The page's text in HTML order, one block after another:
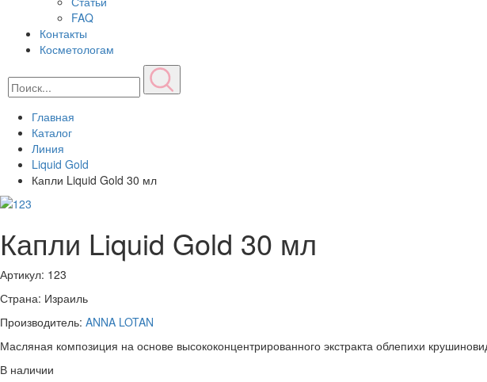
FAQ
Контакты
Косметологам
Главная
Каталог
Линия
Liquid Gold
Капли Liquid Gold 30 мл
Капли Liquid Gold 30 мл
Артикул: 123
Страна: Израиль
Производитель: ANNA LOTAN
Масляная композиция на основе высококонцентрированного экстракта облепихи
В наличии